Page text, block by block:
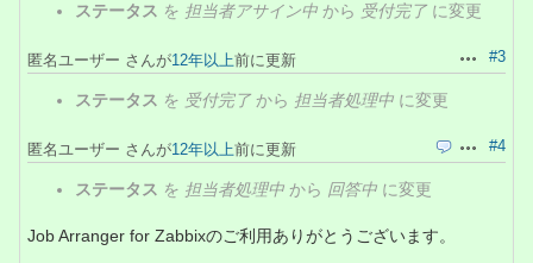
ステータス を 担当者アサイン中 から 受付完了 に変更
操作#3
匿名ユーザー さんが12年以上前に更新
ステータス を 受付完了 から 担当者処理中 に変更
引用 操作#4
匿名ユーザー さんが12年以上前に更新
ステータス を 担当者処理中 から 回答中 に変更
Job Arranger for Zabbixのご利用ありがとうございます。